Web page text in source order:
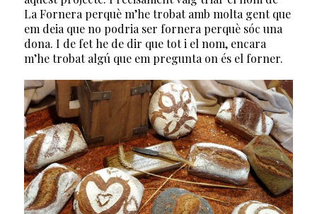
La Fornera perquè m’he trobat amb molta gent que
em deia que no podria ser fornera perquè sóc una
dona. I de fet he de dir que tot i el nom, encara
m’he trobat algú que em pregunta on és el forner.